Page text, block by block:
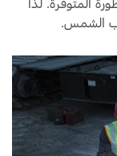
الشمس.